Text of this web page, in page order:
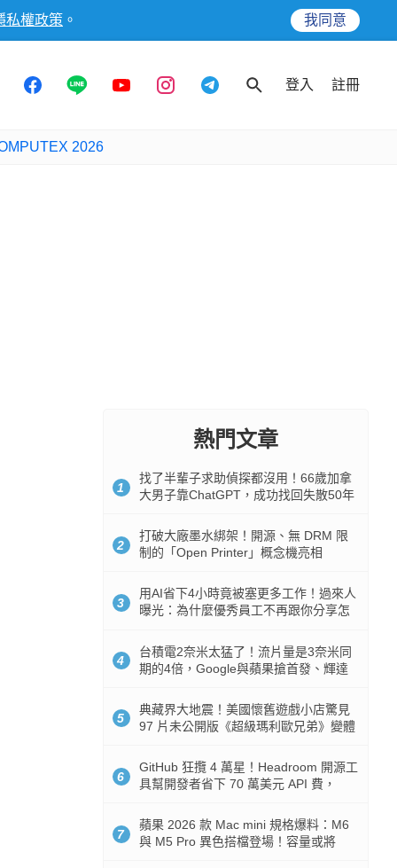
私權政策 。 我同意
登入 註冊
2026
熱門文章
1
找了半輩子求助偵探都沒用！66歲加拿
大男子靠ChatGPT，成功找回失散50年
2
打破大廠墨水綁架！開源、無 DRM 限
制的「Open Printer」概念機亮相
3
用AI省下4小時竟被塞更多工作！過來人
曝光：為什麼優秀員工不再跟你分享怎
4
台積電2奈米太猛了！流片量是3奈米同
期的4倍，Google與蘋果搶首發、輝達
5
典藏界大地震！美國懷舊遊戲小店驚見
97 片未公開版《超級瑪利歐兄弟》變體
6
GitHub 狂攬 4 萬星！Headroom 開源工
具幫開發者省下 70 萬美元 API 費，
7
蘋果 2026 款 Mac mini 規格爆料：M6
與 M5 Pro 異色搭檔登場！容量或將